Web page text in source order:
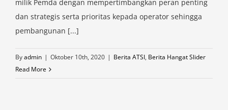
milik Pemda dengan mempertimbangkan peran penting
dan strategis serta prioritas kepada operator sehingga
pembangunan [...]
Byadmin | Oktober 10th, 2020 | Berita ATSI, Berita Hangat Slider
Read More